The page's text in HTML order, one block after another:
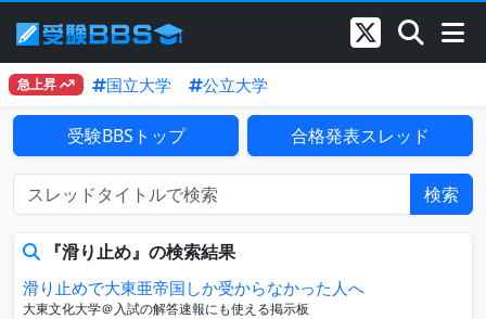
急上昇 国立大学 公立大学
受験BBSトップ 合格発表スレッド
検索
『滑り止め』の検索結果
滑り止めで大東亜帝国しか受からなかった人へ
大東文化大学＠入試の解答速報にも使える掲示板